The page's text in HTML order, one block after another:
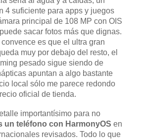
4 suficiente para apps y juegos
principal de 108 MP con OIS
sacar fotos más que dignas.
es que el ultra gran
muy por debajo del resto, el
pesado sigue siendo de
apuntan a algo bastante
local sólo me parece redondo
oficial de tienda.
importantísimo para no
un teléfono con HarmonyOS en
revisados. Todo lo que